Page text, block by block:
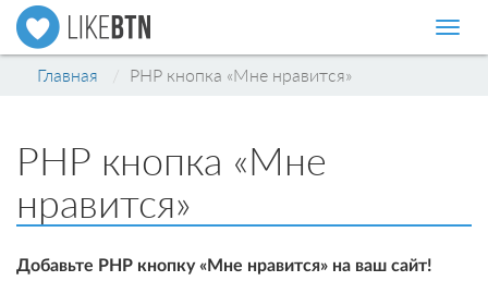
Главная PHP кнопка «Мне нравится»
PHP кнопка «Мне
нравится»
Добавьте PHP кнопку «Мне нравится» на ваш сайт!